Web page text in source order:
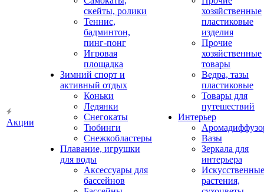
Акции
скейты, ролики
Теннис,
бадминтон,
пинг-понг
Игровая
площадка
Зимний спорт и
активный отдых
Коньки
Ледянки
Снегокаты
Тюбинги
Снежкобластеры
Плавание, игрушки
для воды
Аксессуары для
бассейнов
хозяйственные
пластиковые
изделия
Прочие
хозяйственные
товары
Ведра, тазы
пластиковые
Товары для
путешествий
Интерьер
Вазы
Зеркала для
интерьера
Искусственные
растения,